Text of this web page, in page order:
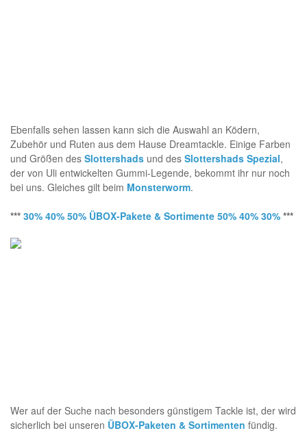
Ebenfalls sehen lassen kann sich die Auswahl an Ködern,
Zubehör und Ruten aus dem Hause Dreamtackle. Einige Farben
und Größen des Slottershads und des Slottershads Spezial,
der von Uli entwickelten Gummi-Legende, bekommt ihr nur noch
bei uns. Gleiches gilt beim Monsterworm.
*** 30% 40% 50% ÜBOX-Pakete & Sortimente 50% 40% 30% ***
Wer auf der Suche nach besonders günstigem Tackle ist, der wird
sicherlich bei unseren ÜBOX-Paketen & Sortimenten fündig.